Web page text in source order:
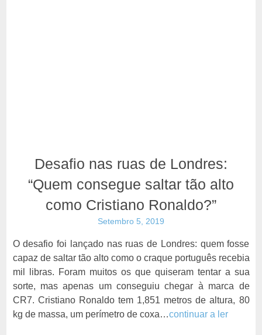
Desafio nas ruas de Londres:
“Quem consegue saltar tão alto
como Cristiano Ronaldo?”
Setembro 5, 2019
O desafio foi lançado nas ruas de Londres: quem fosse
capaz de saltar tão alto como o craque português recebia
mil libras. Foram muitos os que quiseram tentar a sua
sorte, mas apenas um conseguiu chegar à marca de
CR7. Cristiano Ronaldo tem 1,851 metros de altura, 80
kg de massa, um perímetro de coxa…continuar a ler